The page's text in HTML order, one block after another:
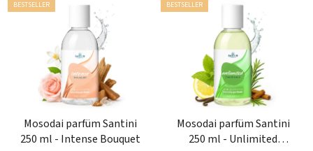
BESTSELLER
Mosodai parfüm Santini
250 ml - Intense Bouquet
BESTSELLER
Mosodai parfüm Santini
250 ml - Unlimited